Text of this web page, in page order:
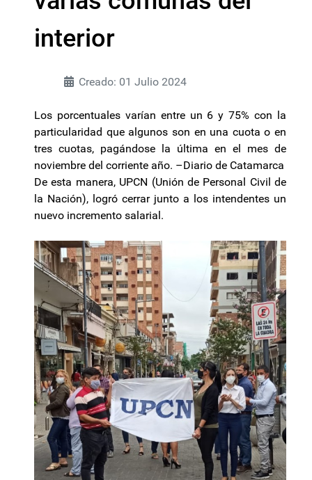
interior
Creado: 01 Julio 2024
Los porcentuales varían entre un 6 y 75% con la
particularidad que algunos son en una cuota o en
tres cuotas, pagándose la última en el mes de
noviembre del corriente año. –Diario de Catamarca
De esta manera, UPCN (Unión de Personal Civil de
la Nación), logró cerrar junto a los intendentes un
nuevo incremento salarial.